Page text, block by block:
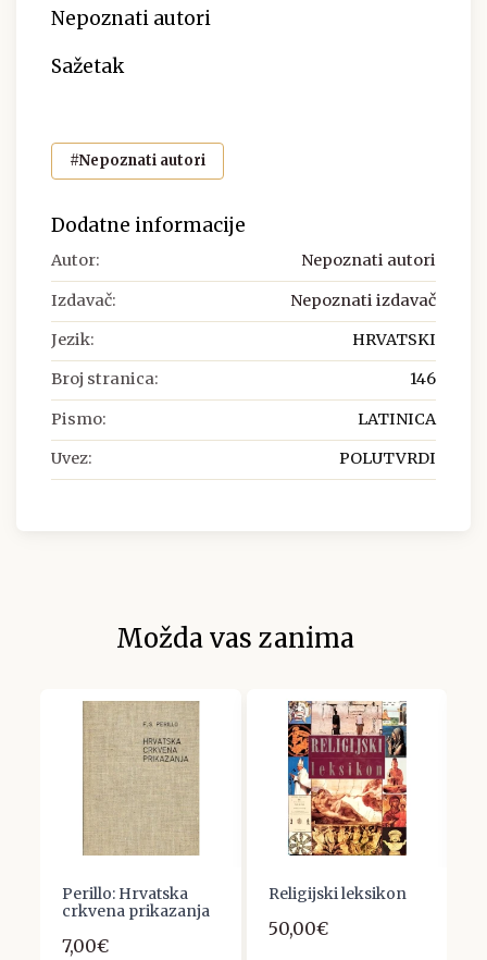
Nepoznati autori
Sažetak
#Nepoznati autori
Dodatne informacije
Autor: Nepoznati autori
Izdavač: Nepoznati izdavač
Jezik: HRVATSKI
Broj stranica: 146
Pismo: LATINICA
Uvez: POLUTVRDI
Možda vas zanima
Perillo: Hrvatska
crkvena prikazanja
7,00€
Religijski leksikon
50,00€